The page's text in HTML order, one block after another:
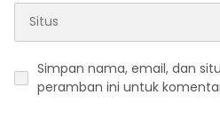
Simpan nama, email, dan
peramban ini untuk